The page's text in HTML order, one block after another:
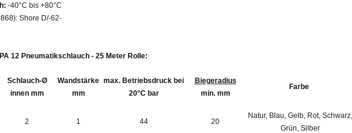
-40°C bis +80°C
Shore D/-62-
12 Pneumatikschlauch - 25 Meter Rolle:
Schlauch-Ø
innen mm
Wandstärke
mm
max. Betriebsdruck bei
20°C bar
Biegeradius
min. mm
Farbe
2 1 44 20
Natur, Blau, Gelb, Rot, Schwarz,
Grün, Silber